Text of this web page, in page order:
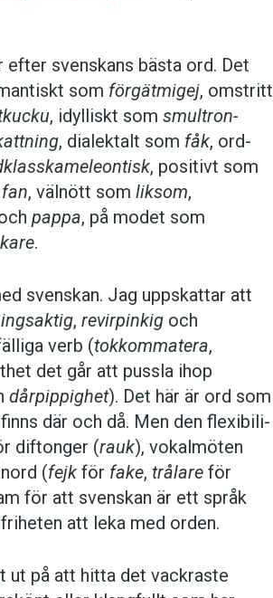
svenskans bästa ord. Det
som förgätmigej, omstritt
, idylliskt som smultron­
, dialektalt som fåk, ord­
, positivt som
fan, välnött som liksom,
pappa, på modet som
.
svenskan. Jag uppskattar att
, ­revirpinkig och
verb (tokkommatera,
det går att pussla ihop
dårpippighet). Det här är ord som
där och då. Men den flexibili­
diftonger (rauk), vokalmöten
(fejk för fake, trålare för
för att svenskan är ett språk
att leka med orden.
ut på att hitta det vackraste